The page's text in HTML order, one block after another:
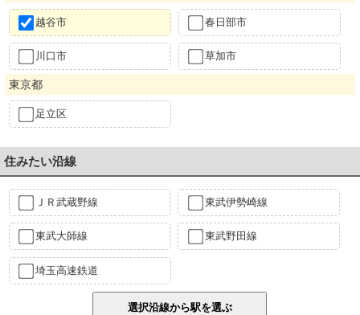
越谷市 春日部市
川口市 草加市
東京都
足立区
住みたい沿線
ＪＲ武蔵野線 東武伊勢崎線
東武大師線 東武野田線
埼玉高速鉄道